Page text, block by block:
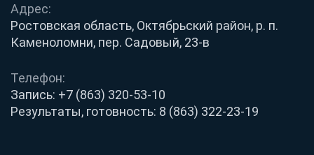
Адрес:
Ростовская область, Октябрьский район, р. п.
Каменоломни, пер. Садовый, 23-в
Телефон:
Запись: +7 (863) 320-53-10
Результаты, готовность: 8 (863) 322-23-19